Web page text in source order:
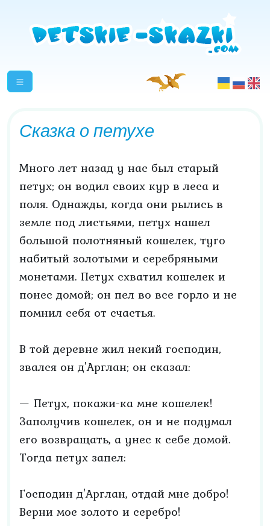
Сказка о петухе
Много лет назад у нас был старый
петух; он водил своих кур в леса и
поля. Однажды, когда они рылись в
земле под листьями, петух нашел
большой полотняный кошелек, туго
набитый золотыми и серебряными
монетами. Петух схватил кошелек и
понес домой; он пел во все горло и не
помнил себя от счастья.
В той деревне жил некий господин,
звался он д'Арглан; он сказал:
— Петух, покажи-ка мне кошелек!
Заполучив кошелек, он и не подумал
его возвращать, а унес к себе домой.
Тогда петух запел:
Господин д'Арглан, отдай мне добро!
Верни мое золото и серебро!